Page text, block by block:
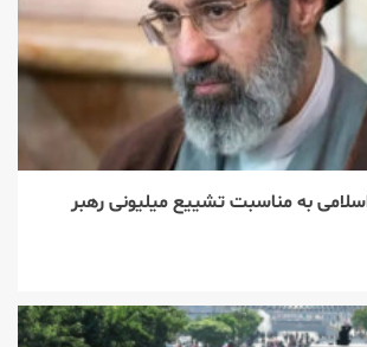
به مناسبت تشییع میلیونی رهبر